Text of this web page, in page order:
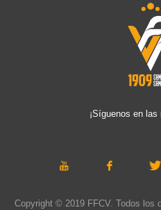
¡Síguenos en
Copyright © 2019 FFCV. Todos los